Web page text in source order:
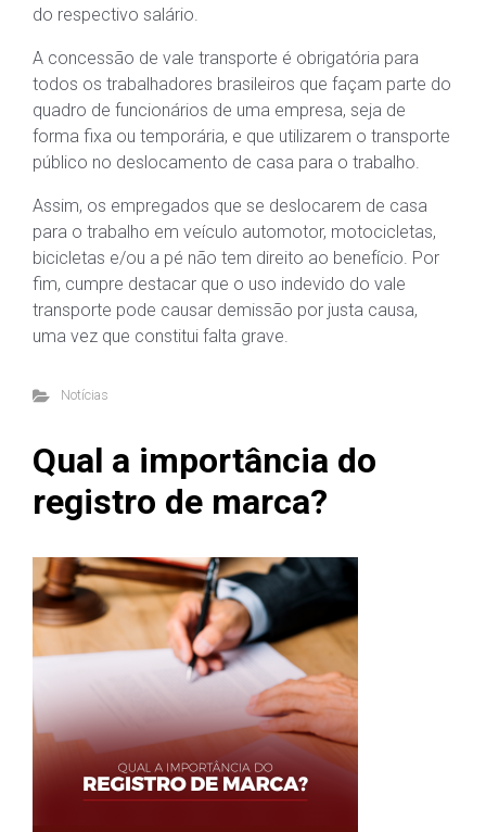
do respectivo salário.
A concessão de vale transporte é obrigatória para
todos os trabalhadores brasileiros que façam parte do
quadro de funcionários de uma empresa, seja de
forma fixa ou temporária, e que utilizarem o transporte
público no deslocamento de casa para o trabalho.
Assim, os empregados que se deslocarem de casa
para o trabalho em veículo automotor, motocicletas,
bicicletas e/ou a pé não tem direito ao benefício. Por
fim, cumpre destacar que o uso indevido do vale
transporte pode causar demissão por justa causa,
uma vez que constitui falta grave.
Notícias
Qual a importância do
registro de marca?